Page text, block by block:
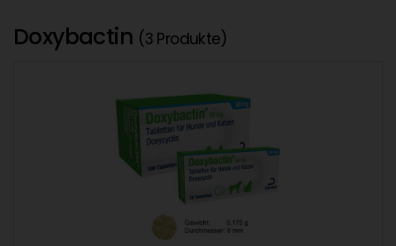
Doxybactin (3 Produkte)